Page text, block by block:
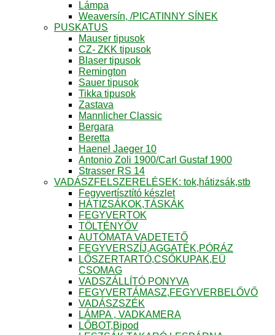
Lámpa
Weaversín, /PICATINNY SÍNEK
PUSKATUS
Mauser tipusok
CZ- ZKK tipusok
Blaser tipusok
Remington
Sauer tipusok
Tikka tipusok
Zastava
Mannlicher Classic
Bergara
Beretta
Haenel Jaeger 10
Antonio Zoli 1900/Carl Gustaf 1900
Strasser RS 14
VADÁSZFELSZERELÉSEK: tok,hátizsák,stb
Fegyvertísztító készlet
HÁTIZSÁKOK,TÁSKÁK
FEGYVERTOK
TÖLTÉNYŐV
AUTÓMATA VADETETŐ
FEGYVERSZÍJ,AGGATÉK,PÓRÁZ
LŐSZERTARTÓ,CSŐKUPAK,EÜ
CSOMAG
VADSZÁLLÍTÓ PONYVA
FEGYVERTÁMASZ,FEGYVERBELŐVŐ
VADÁSZSZÉK
LÁMPA , VADKAMERA
LŐBOT,Bipod